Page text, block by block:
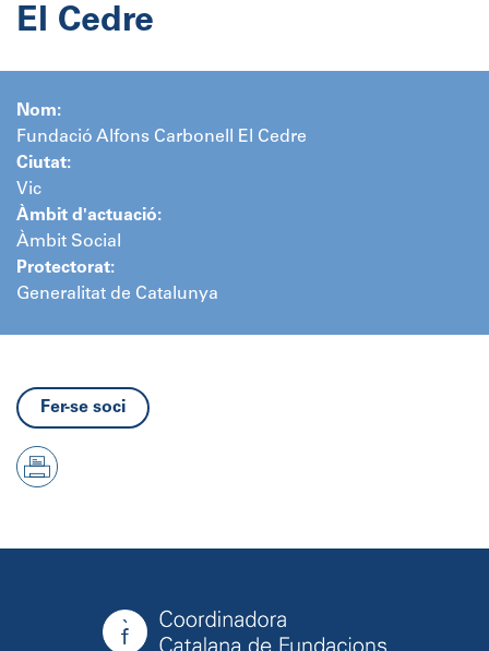
El Cedre
Nom:
Fundació Alfons Carbonell El Cedre
Ciutat:
Vic
Àmbit d'actuació:
Àmbit Social
Protectorat:
Generalitat de Catalunya
Fer-se soci